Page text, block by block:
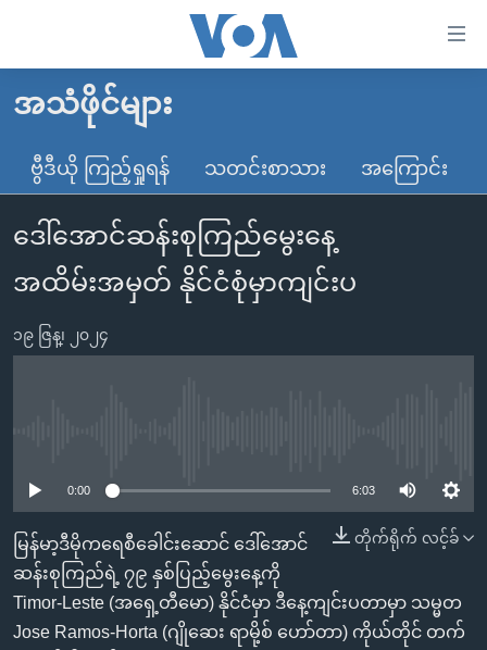
လွယ်ကူ
သည့်
Link
များ
ပင်မ
သို့
စာမျက်နှာ
သို့
ကျော်
ကြည့်
မူလစာမျက်နှာ
မြန်မာ
ကမ္ဘာ့သတင်းများ
နိုင်ငံတကာ
အမေရိကန်
အစ္စရေး-ပါလက်စတိုင်း
ဗွီဒီယို
သတင်းလွတ်လပ်ခွင့်
ရပ်ဝန်းတခု လမ်းတခု အလွန်
အင်္ဂလိပ်စာလေ့လာမယ်
ဗွီအိုအေ လူမှုကွန်ယက်များ
အသံဖိုင်များ
ဗွီဒီယို ကြည့်ရှုရန် သတင်းစာသား အကြောင်း
ဒေါ်အောင်ဆန်းစုကြည်မွေးနေ့
အထိမ်းအမှတ် နိုင်ငံစုံမှာကျင်းပ
၁၉ ဇြန္၊ ၂၀၂၄
0:00 6:03
တိုက်ရိုက် လင့်ခ်
မြန်မာ့ဒီမိုကရေစီခေါင်းဆောင် ဒေါ်အောင်
ဆန်းစုကြည်ရဲ့ ၇၉ နှစ်ပြည့်မွေးနေ့ကို
Timor-Leste (အရှေ့တီမော) နိုင်ငံမှာ ဒီနေ့ကျင်းပတာမှာ သမ္မတ
Jose Ramos-Horta (ဂျိုဆေး ရာမို့စ် ဟော်တာ) ကိုယ်တိုင် တက်